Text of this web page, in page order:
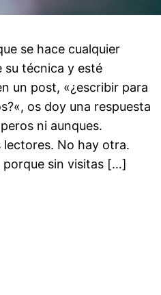
se hace cualquier
su técnica y esté
un post, «¿escribir para
os doy una respuesta
ni aunques.
lectores. No hay otra.
porque sin visitas […]